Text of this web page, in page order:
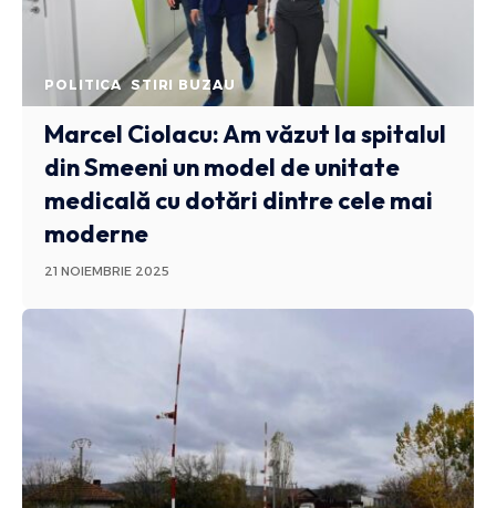
POLITICA STIRI BUZAU
Marcel Ciolacu: Am văzut la spitalul
din Smeeni un model de unitate
medicală cu dotări dintre cele mai
moderne
21 NOIEMBRIE 2025